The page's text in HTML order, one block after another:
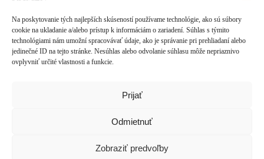
Na poskytovanie tých najlepších skúseností používame technológie, ako sú súbory
cookie na ukladanie a/alebo prístup k informáciám o zariadení. Súhlas s týmito
technológiami nám umožní spracovávať údaje, ako je správanie pri prehliadaní alebo
jedinečné ID na tejto stránke. Nesúhlas alebo odvolanie súhlasu môže nepriaznivo
ovplyvniť určité vlastnosti a funkcie.
Prijať
Odmietnuť
Zobraziť predvoľby
Kvetináče & Záhony
Kovové kvetináče
CLASSIC
LUX
SMART
Anjeli & Sv. sochy
Japonsko
Rôzne